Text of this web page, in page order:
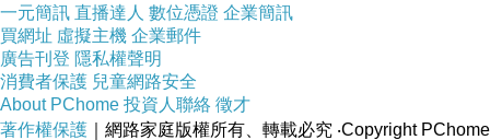
一元簡訊 直播達人 數位憑證 企業簡訊
買網址 虛擬主機 企業郵件
廣告刊登 隱私權聲明
消費者保護 兒童網路安全
About PChome 投資人聯絡 徵才
著作權保護 ｜網路家庭版權所有、轉載必究 ‧Copyright PChome